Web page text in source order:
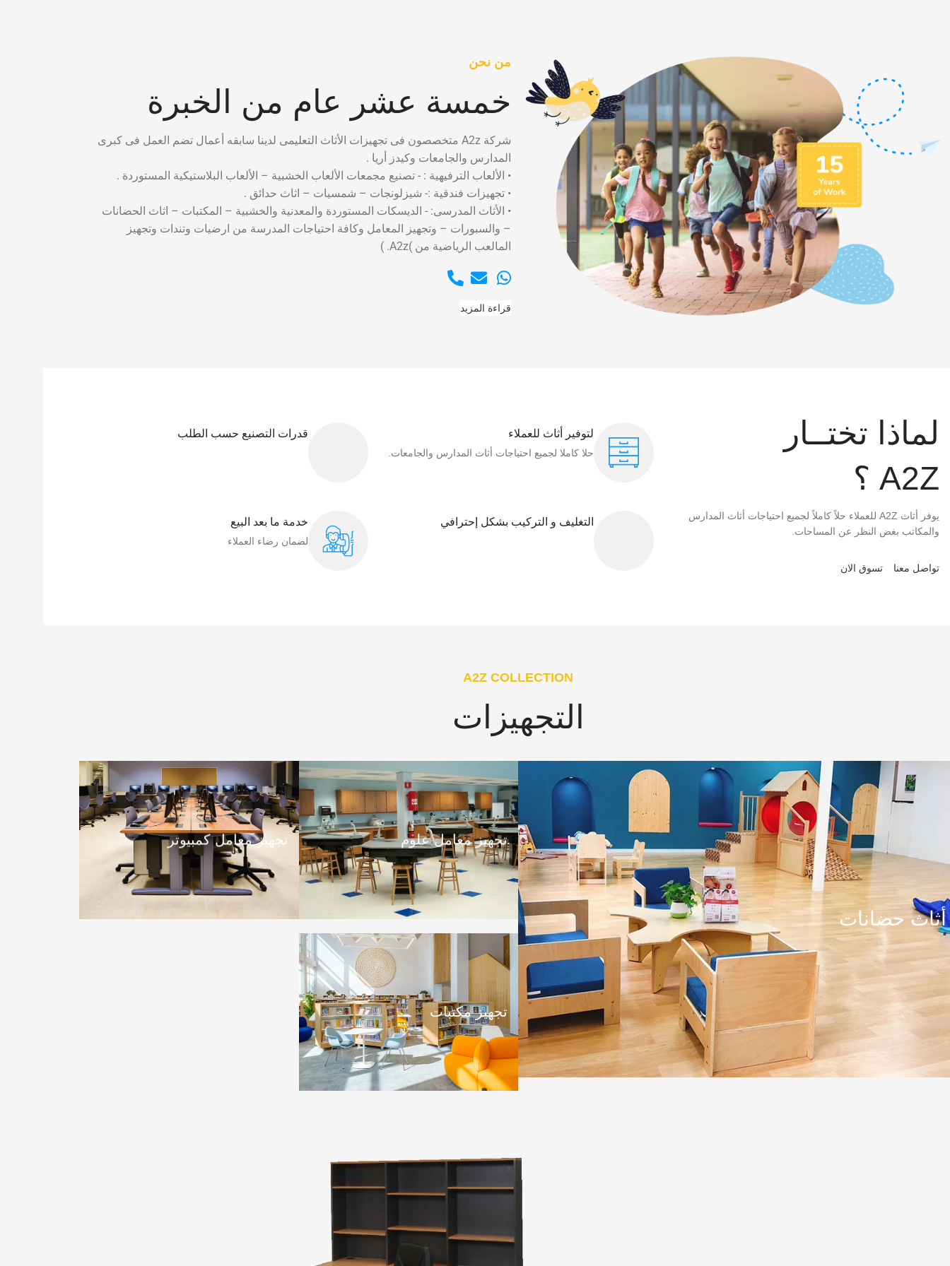
من نحن
خمسة عشر عام من الخبرة
شركة A2z متخصصون فى تجهيزات الأثاث التعليمى لدينا سابقه أعمال تضم العمل فى كبرى
المدارس والجامعات وكيدز أريا .
• الألعاب الترفيهية : - تصنيع مجمعات الألعاب الخشبية – الألعاب البلاستيكية المستوردة .
• تجهيزات فندقية :- شيزلونجات – شمسيات – اثاث حدائق .
• الأثاث المدرسى: - الديسكات المستوردة والمعدنية والخشبية – المكتبات – اثاث الحضانات
– والسبورات – وتجهيز المعامل وكافة احتياجات المدرسة من ارضيات وتندات وتجهيز
المالعب الرياضية من )A2z. )
قراءة المزيد
لماذا تختــار
A2Z ؟
يوفر أثاث A2Z للعملاء حلاً كاملاً لجميع احتياجات أثاث المدارس
والمكاتب بغض النظر عن المساحات.
تواصل معنا تسوق الان
لتوفير أثاث للعملاء
حلا كاملا لجميع احتياجات أثاث المدارس والجامعات.
التغليف و التركيب بشكل إحترافي
قدرات التصنيع حسب الطلب
خدمة ما بعد البيع
لضمان رضاء العملاء​
A2Z COLLECTION
التجهيزات
أثاث حضانات
تجهيز معامل علوم تجهيز معامل كمبيوتر
تجهيز مكتبات